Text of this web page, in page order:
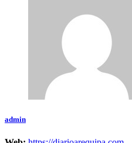
admin